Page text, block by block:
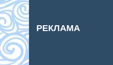
РЕКЛАМА